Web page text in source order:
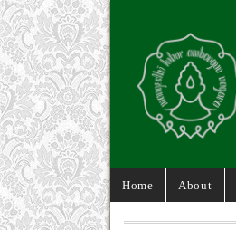
Home About